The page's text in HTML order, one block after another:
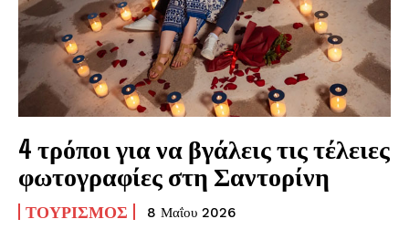
4 τρόποι για να βγάλεις τις τέλειες
φωτογραφίες στη Σαντορίνη
ΤΟΥΡΙΣΜΌΣ 8 Μαΐου 2026